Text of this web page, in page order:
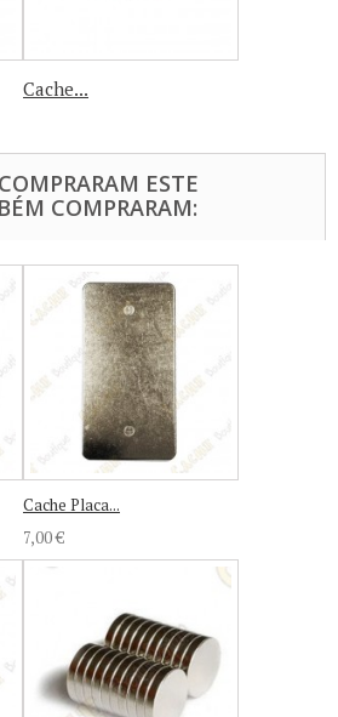
Cache...
ESTE
COMPRARAM:
Cache Placa...
7,00 €